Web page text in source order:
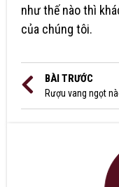
như thế nào thì
của chúng tôi.
BÀI TRƯỚC